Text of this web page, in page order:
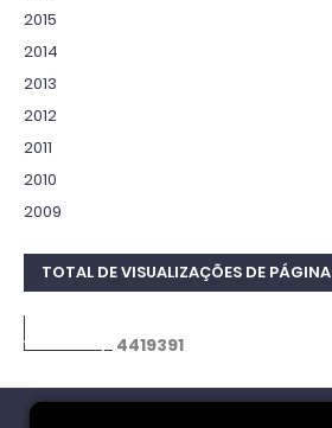
2015
2014
2013
2012
2011
2010
2009
TOTAL DE VISUALIZAÇÕES DE PÁGINA
4419391